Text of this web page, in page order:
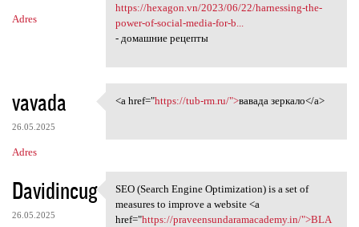
Adres
https://hexagon.vn/2023/06/22/harnessing-the-
power-of-social-media-for-b...
- домашние рецепты
vavada
26.05.2025
Adres
<a href="https://tub-rm.ru/"
<a href="https://tub-rm.ru/">вавада зеркало</a>
Davidincug
26.05.2025
SEO (Search Engine
SEO (Search Engine Optimization) is a set of
measures to improve a website <a
href="https://praveensundaramacademy.in/">BLA